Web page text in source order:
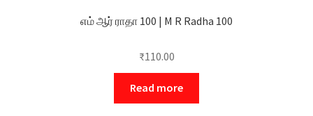
எம் ஆர் ராதா 100 | M R Radha 100
₹110.00
Read more